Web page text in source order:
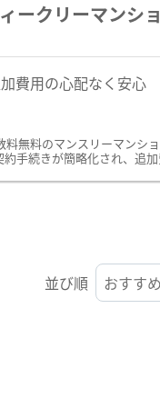
ークリーマンシ
費用の心配なく安心
無料のマンスリーマンシ
続きが簡略化され、追
並び順